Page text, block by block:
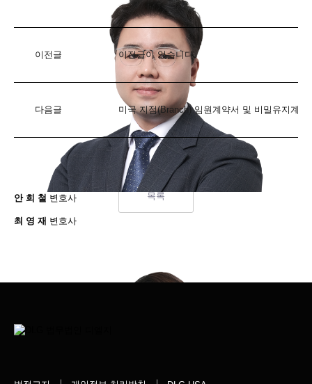
안 희 철 변호사
최 영 재 변호사
이전글 이전글이 없습니다.
다음글 미국 지점(Branch) 임원계약서 및 비밀유지계약
목록